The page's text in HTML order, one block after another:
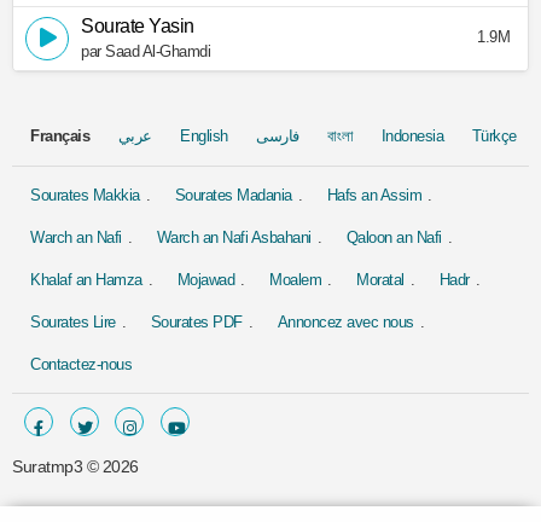
Sourate Yasin
par Saad Al-Ghamdi
1.9M
Français عربي English فارسی বাংলা Indonesia Türkçe
Sourates Makkia Sourates Madania Hafs an Assim
Warch an Nafi Warch an Nafi Asbahani Qaloon an Nafi
Khalaf an Hamza Mojawad Moalem Moratal Hadr
Sourates Lire Sourates PDF Annoncez avec nous
Contactez-nous
Suratmp3 © 2026